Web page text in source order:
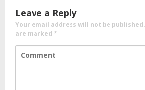
Leave a Reply
Your email address will not be published.
are marked *